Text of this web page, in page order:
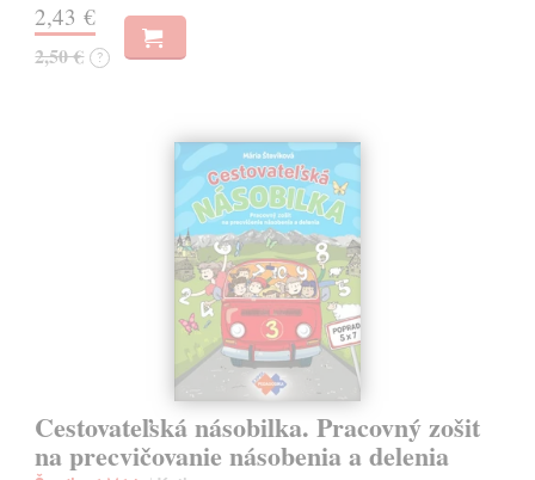
2,43 €
2,50 € ?
Cestovateľská násobilka. Pracovný zošit
na precvičovanie násobenia a delenia